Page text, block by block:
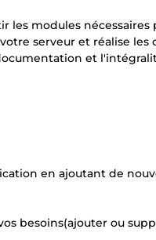
les modules
serveur et réalise les
et
en ajoutant de
besoins(ajouter ou